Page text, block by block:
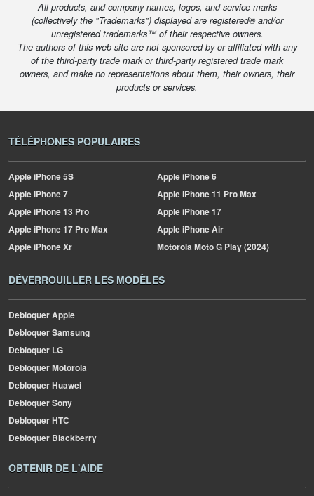
All products, and company names, logos, and service marks
(collectively the "Trademarks") displayed are registered® and/or
unregistered trademarks™ of their respective owners.
The authors of this web site are not sponsored by or affiliated with any
of the third-party trade mark or third-party registered trade mark
owners, and make no representations about them, their owners, their
products or services.
TÉLÉPHONES POPULAIRES
AppleiPhone 5S AppleiPhone 6
AppleiPhone 7 AppleiPhone 11 Pro Max
AppleiPhone 13 Pro AppleiPhone 17
AppleiPhone 17 Pro Max AppleiPhone Air
AppleiPhone Xr MotorolaMoto G Play (2024)
DÉVERROUILLER LES MODÈLES
Debloquer Apple
Debloquer Samsung
Debloquer LG
Debloquer Motorola
Debloquer Huawei
Debloquer Sony
Debloquer HTC
Debloquer Blackberry
OBTENIR DE L'AIDE